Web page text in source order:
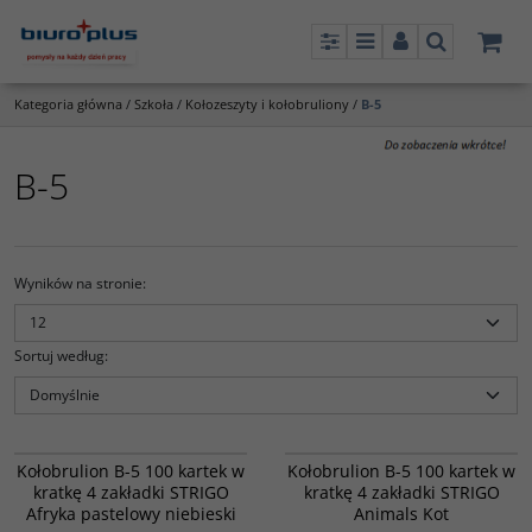
PanelMenuPanelSzukaj
Kategoria główna / Szkoła / Kołozeszyty i kołobruliony / B-5
B-5
Wyników na stronie:
Sortuj według:
Kołobrulion B-5 100 kartek w
kratkę 4 zakładki STRIGO
Afryka pastelowy niebieski
Kołobrulion B-5 100 kartek w
kratkę 4 zakładki STRIGO
Animals Kot